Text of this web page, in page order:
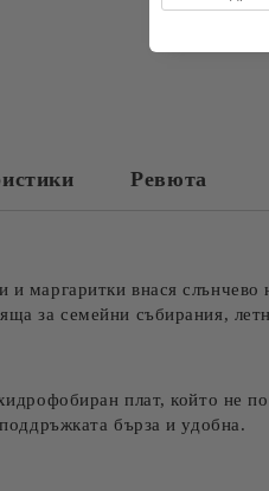
Ревюта
и маргаритки внася
за семейни събирания,
плат, който не
бърза и удобна.